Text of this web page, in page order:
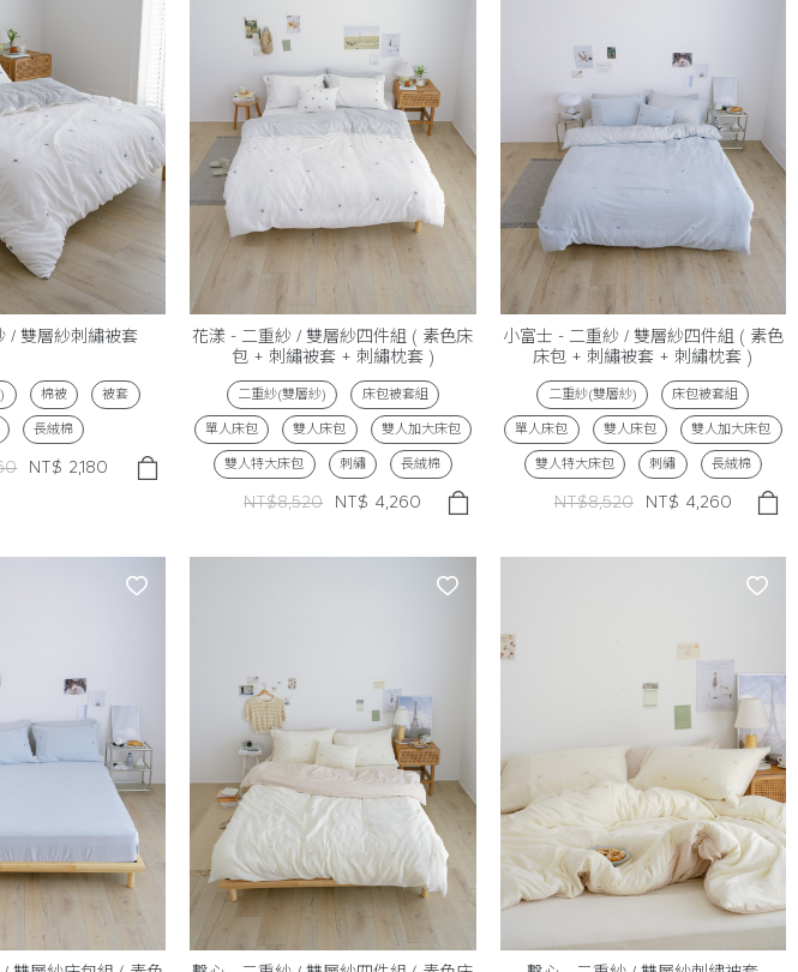
/ 雙層紗刺繡被套
棉被 被套
長絨棉
NT$ 2,180
花漾 - 二重紗 / 雙層紗四件組 ( 素色床
包 + 刺繡被套 + 刺繡枕套 )
二重紗(雙層紗) 床包被套組
單人床包 雙人床包 雙人加大床包
雙人特大床包 刺繡 長絨棉
NT$8,520 NT$ 4,260
小富士 - 二重紗 / 雙層紗四件組 ( 素色
床包 + 刺繡被套 + 刺繡枕套 )
二重紗(雙層紗) 床包被套組
單人床包 雙人床包 雙人加大床包
雙人特大床包 刺繡 長絨棉
NT$8,520 NT$ 4,260